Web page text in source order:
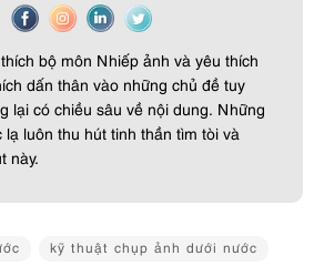
bộ môn Nhiếp ảnh và yêu thích
dấn thân vào những chủ đề tuy
lại có chiều sâu về nội dung. Những
luôn thu hút tinh thần tìm tòi và
này.
kỹ thuật chụp ảnh dưới nước